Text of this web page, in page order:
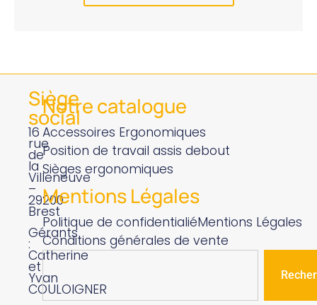
Siège
social
16
rue
de
la
Villeneuve
–
29200
Brest
Gérants
:
Catherine
et
Yvan
COULOIGNER
Notre catalogue
Accessoires Ergonomiques
Position de travail assis debout
Sièges ergonomiques
Mentions Légales
Politique de confidentialiéMentions Légales
Conditions générales de vente